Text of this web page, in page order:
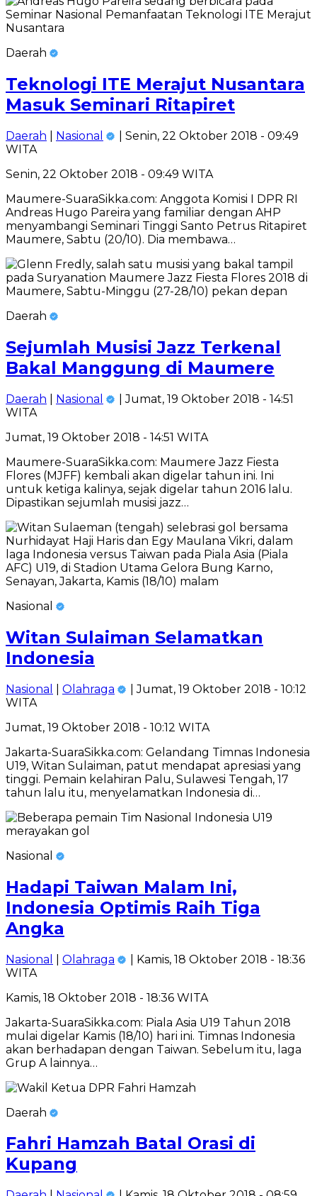
Daerah
Teknologi ITE Merajut Nusantara
Masuk Seminari Ritapiret
Daerah Nasional
| Senin, 22 Oktober 2018 - 09:49
WITA
Senin, 22 Oktober 2018 - 09:49 WITA
Maumere-SuaraSikka.com: Anggota Komisi I DPR RI
Andreas Hugo Pareira yang familiar dengan AHP
menyambangi Seminari Tinggi Santo Petrus Ritapiret
Maumere, Sabtu (20/10). Dia membawa…
Daerah
Sejumlah Musisi Jazz Terkenal
Bakal Manggung di Maumere
Daerah Nasional
| Jumat, 19 Oktober 2018 - 14:51
WITA
Jumat, 19 Oktober 2018 - 14:51 WITA
Maumere-SuaraSikka.com: Maumere Jazz Fiesta
Flores (MJFF) kembali akan digelar tahun ini. Ini
untuk ketiga kalinya, sejak digelar tahun 2016 lalu.
Dipastikan sejumlah musisi jazz…
Nasional
Witan Sulaiman Selamatkan
Indonesia
Nasional Olahraga
| Jumat, 19 Oktober 2018 - 10:12
WITA
Jumat, 19 Oktober 2018 - 10:12 WITA
Jakarta-SuaraSikka.com: Gelandang Timnas Indonesia
U19, Witan Sulaiman, patut mendapat apresiasi yang
tinggi. Pemain kelahiran Palu, Sulawesi Tengah, 17
tahun lalu itu, menyelamatkan Indonesia di…
Nasional
Hadapi Taiwan Malam Ini,
Indonesia Optimis Raih Tiga
Angka
Nasional Olahraga
| Kamis, 18 Oktober 2018 - 18:36
WITA
Kamis, 18 Oktober 2018 - 18:36 WITA
Jakarta-SuaraSikka.com: Piala Asia U19 Tahun 2018
mulai digelar Kamis (18/10) hari ini. Timnas Indonesia
akan berhadapan dengan Taiwan. Sebelum itu, laga
Grup A lainnya…
Daerah
Fahri Hamzah Batal Orasi di
Kupang